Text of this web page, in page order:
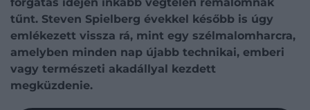
tűnt. Steven Spielberg évekkel később is úgy
emlékezett vissza rá, mint egy szélmalomharcra,
amelyben minden nap újabb technikai, emberi
vagy természeti akadállyal kezdett
megküzdenie.